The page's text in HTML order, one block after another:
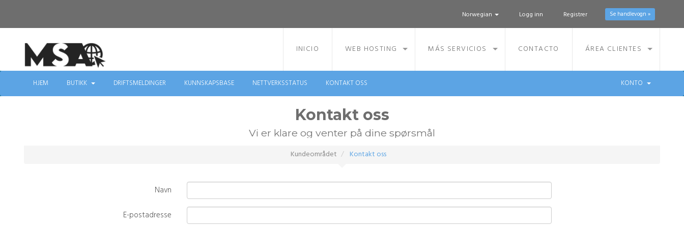
Norwegian Logg inn Registrer Se handlevogn »
INICIO WEB HOSTING MÁS SERVICIOS CONTACTO ÁREA CLIENTES
HJEM BUTIKK DRIFTSMELDINGER KUNNSKAPSBASE NETTVERKSSTATUS KONTAKT OSS KONTO
Kontakt oss
Vi er klare og venter på dine spørsmål
Kundeområdet Kontakt oss
Navn
E-postadresse